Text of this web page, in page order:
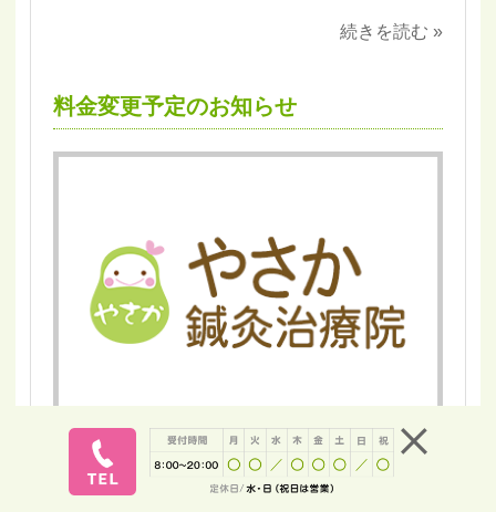
続きを読む »
料金変更予定のお知らせ
2018.07.18 (Wed)